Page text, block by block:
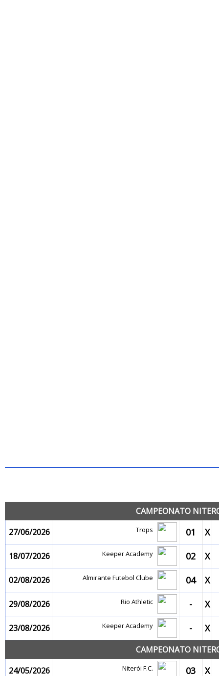
CAMPEONATO
27/06/2026
Trops 01 X
18/07/2026 Keeper Academy 02 X
02/08/2026 Almirante Futebol Clube 04 X
29/08/2026 Rio Athletic - X
23/08/2026 Keeper Academy - X
CAMPEONATO
24/05/2026
Niterói F.C. 03 X